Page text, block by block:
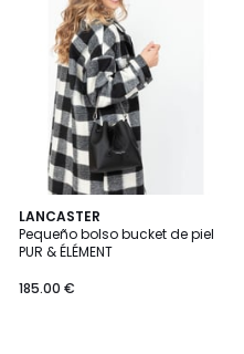
LANCASTER
Pequeño bolso bucket de piel
PUR & ÉLÉMENT
185.00 €
2
Colores